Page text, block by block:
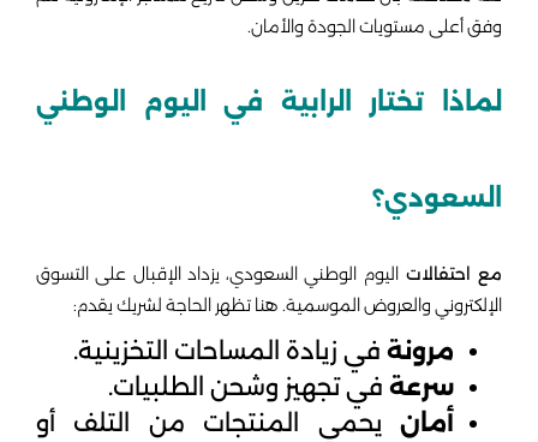
وفق أعلى مستويات الجودة والأمان.
لماذا تختار الرابية في اليوم الوطني
السعودي؟
مع احتفالات اليوم الوطني السعودي، يزداد الإقبال على التسوق
الإلكتروني والعروض الموسمية. هنا تظهر الحاجة لشريك يقدم:
مرونة في زيادة المساحات التخزينية.
سرعة في تجهيز وشحن الطلبيات.
أمان يحمي المنتجات من التلف أو